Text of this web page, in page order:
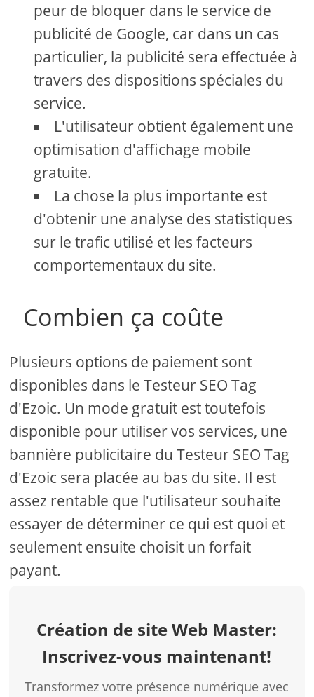
peur de bloquer dans le service de
publicité de Google, car dans un cas
particulier, la publicité sera effectuée à
travers des dispositions spéciales du
service.
L'utilisateur obtient également une
optimisation d'affichage mobile
gratuite.
La chose la plus importante est
d'obtenir une analyse des statistiques
sur le trafic utilisé et les facteurs
comportementaux du site.
Combien ça coûte
Plusieurs options de paiement sont
disponibles dans le Testeur SEO Tag
d'Ezoic. Un mode gratuit est toutefois
disponible pour utiliser vos services, une
bannière publicitaire du Testeur SEO Tag
d'Ezoic sera placée au bas du site. Il est
assez rentable que l'utilisateur souhaite
essayer de déterminer ce qui est quoi et
seulement ensuite choisit un forfait
payant.
Création de site Web Master:
Inscrivez-vous maintenant!
Transformez votre présence numérique avec